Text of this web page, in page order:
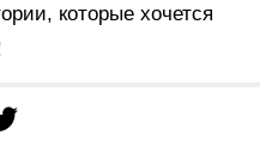
которые хочется